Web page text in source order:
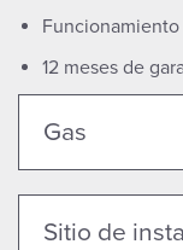
12 meses de
Gas
Sitio de